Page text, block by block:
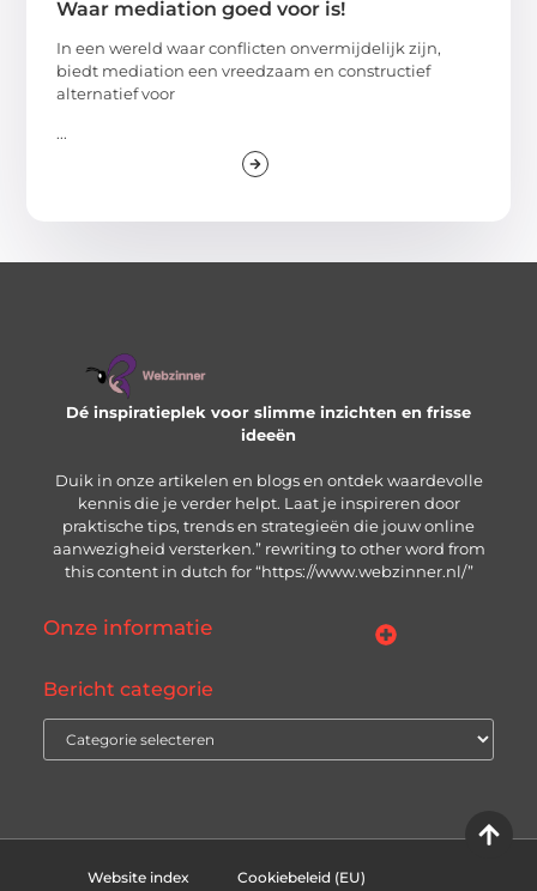
Waar mediation goed voor is!
In een wereld waar conflicten onvermijdelijk zijn,
biedt mediation een vreedzaam en constructief
alternatief voor
...
Dé inspiratieplek voor slimme inzichten en frisse
ideeën
Duik in onze artikelen en blogs en ontdek waardevolle
kennis die je verder helpt. Laat je inspireren door
praktische tips, trends en strategieën die jouw online
aanwezigheid versterken.” rewriting to other word from
this content in dutch for “https://www.webzinner.nl/”
Onze informatie
Bericht categorie
Website index Cookiebeleid (EU)